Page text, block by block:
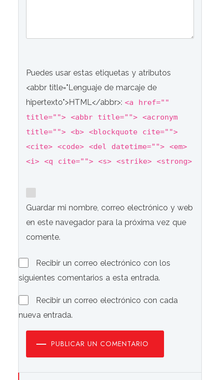
Puedes usar estas etiquetas y atributos
<abbr title="Lenguaje de marcaje de
hipertexto">HTML</abbr>:<a href=""
title=""> <abbr title=""> <acronym
title=""> <b> <blockquote cite="">
<cite> <code> <del datetime=""> <em>
<i> <q cite=""> <s> <strike> <strong>
Guardar mi nombre, correo electrónico y web
en este navegador para la próxima vez que
comente.
Recibir un correo electrónico con los
siguientes comentarios a esta entrada.
Recibir un correo electrónico con cada
nueva entrada.
PUBLICAR UN COMENTARIO